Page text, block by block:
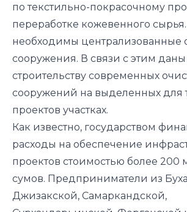
по текстильно-покрасочному
переработке кожевенного
необходимы централизованные
сооружения. В связи с этим даны
строительству современных
сооружений на выделенных для
проектов участках.
Как известно, государством
расходы на обеспечение
проектов стоимостью более 200
сумов. Предприниматели из
Джизакской, Самаркандской,